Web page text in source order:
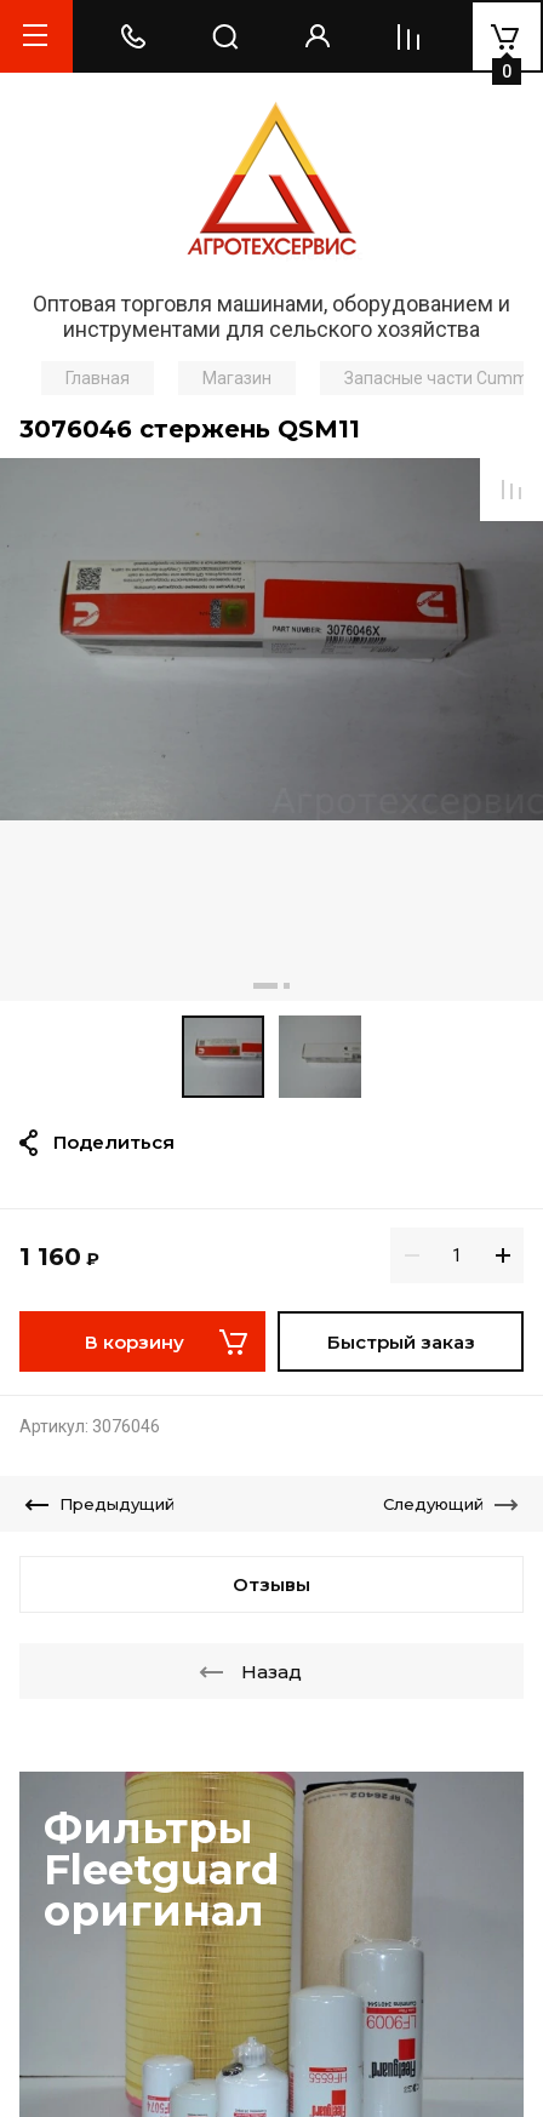
Оптовая торговля машинами, оборудованием и
инструментами для сельского хозяйства
0
Фильтры
Fleetguard
оригинал
Главная Магазин Запасные части
3076046 стержень QSM11
1 160 ₽
В корзину Быстрый заказ
Артикул: 3076046
Поделиться
Предыдущий Следующий
Отзывы
Назад